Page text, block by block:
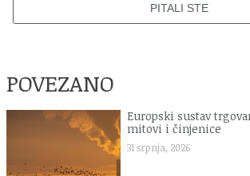
PITALI STE
POVEZANO
Europski sustav
mitovi i činjenice
31 srpnja, 2026